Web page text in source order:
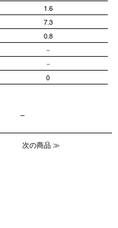
1.6
7.3
0.8
－
－
0
－
次の商品 ≫